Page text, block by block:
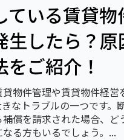
ている賃貸物
生したら？原
をご紹介！
物件管理や賃貸物件経営
なトラブルの一つです。
償を請求された場合、ど
る方もいるでしょう。...